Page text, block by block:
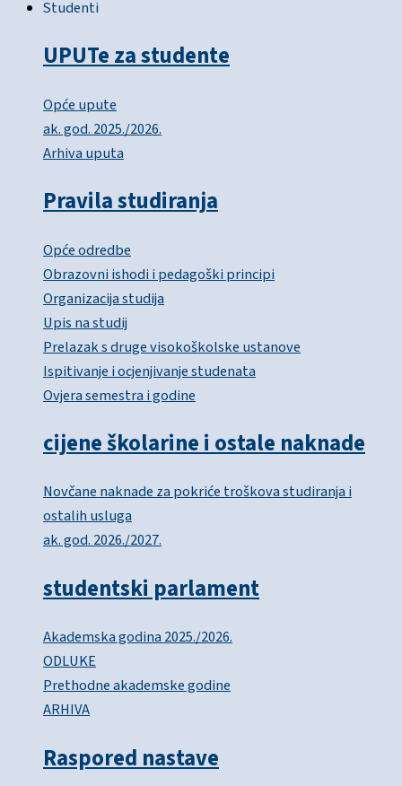
Studenti
UPUTe za studente
Opće upute
ak. god. 2025./2026.
Arhiva uputa
Pravila studiranja
Opće odredbe
Obrazovni ishodi i pedagoški principi
Organizacija studija
Upis na studij
Prelazak s druge visokoškolske ustanove
Ispitivanje i ocjenjivanje studenata
Ovjera semestra i godine
cijene školarine i ostale naknade
Novčane naknade za pokriće troškova studiranja i
ostalih usluga
ak. god. 2026./2027.
studentski parlament
Akademska godina 2025./2026.
ODLUKE
Prethodne akademske godine
ARHIVA
Raspored nastave